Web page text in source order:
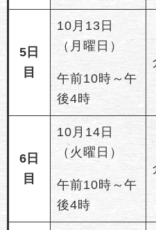
5日
目
10月13日
（月曜日）
午前10時～午
後4時
6日
目
10月14日
（火曜日）
午前10時～午
後4時